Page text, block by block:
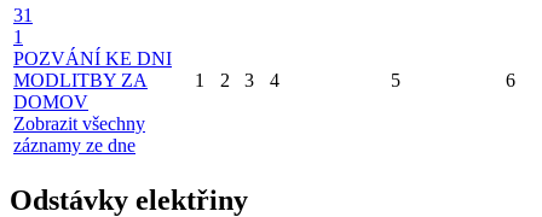
31
1
POZVÁNÍ KE DNI
MODLITBY ZA
DOMOV
Zobrazit všechny
záznamy ze dne
1 2 3 4 5 6
Odstávky elektřiny